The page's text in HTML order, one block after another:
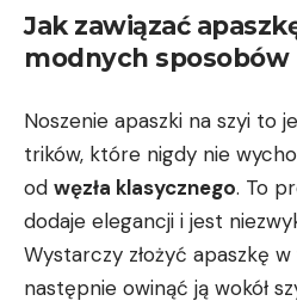
Jak zawiązać
modnych sposobów
Noszenie ⁣apaszki na szyi ⁢to
trików, które nigdy nie
od węzła klasycznego. To
dodaje ⁢elegancji i ⁢jest
Wystarczy złożyć apaszkę
następnie‌ owinąć ⁢ją wokół